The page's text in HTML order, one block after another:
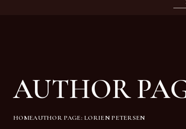
AUTHOR
HOMEAUTHOR PAGE: LORIEN PETERSEN